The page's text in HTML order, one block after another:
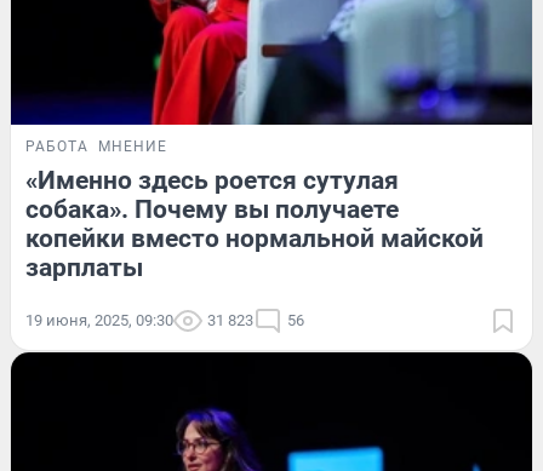
РАБОТА МНЕНИЕ
«Именно здесь роется сутулая
собака». Почему вы получаете
копейки вместо нормальной майской
зарплаты
19 июня, 2025, 09:30 31 823 56